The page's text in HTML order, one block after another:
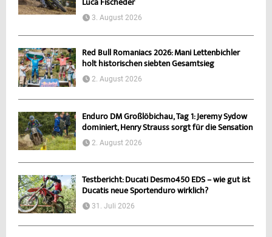
Luca Fischeder
3. August 2026
Red Bull Romaniacs 2026: Mani Lettenbichler
holt historischen siebten Gesamtsieg
2. August 2026
Enduro DM Großlöbichau, Tag 1: Jeremy Sydow
dominiert, Henry Strauss sorgt für die Sensation
2. August 2026
Testbericht: Ducati Desmo450 EDS – wie gut ist
Ducatis neue Sportenduro wirklich?
31. Juli 2026